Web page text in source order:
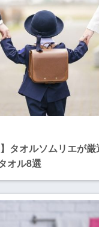
タオルソムリエが
オル8選